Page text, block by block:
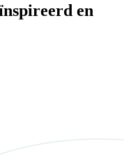
en